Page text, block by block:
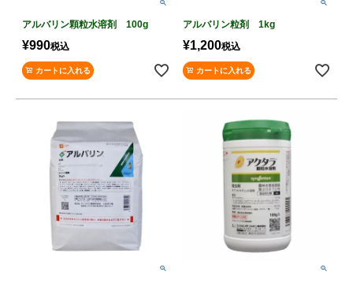
アルバリン顆粒水溶剤 100g
¥990税込
カートに入れる
アルバリン粒剤 1kg
¥1,200税込
カートに入れる